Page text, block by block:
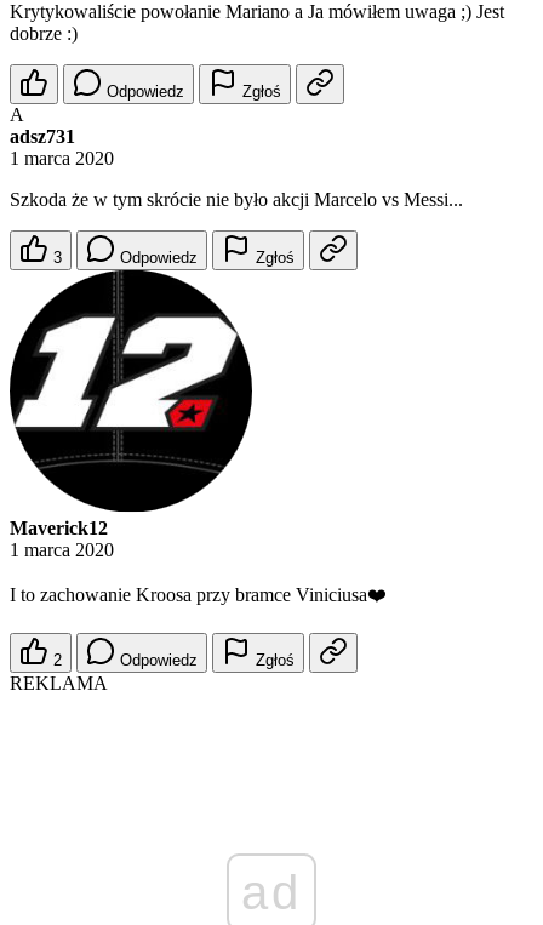
Krytykowaliście powołanie Mariano a Ja mówiłem uwaga ;) Jest
dobrze :)
Odpowiedz Zgłoś
A
adsz731
1 marca 2020
Szkoda że w tym skrócie nie było akcji Marcelo vs Messi...
3 Odpowiedz Zgłoś
Maverick12
1 marca 2020
I to zachowanie Kroosa przy bramce Viniciusa❤️
2 Odpowiedz Zgłoś
REKLAMA
ad